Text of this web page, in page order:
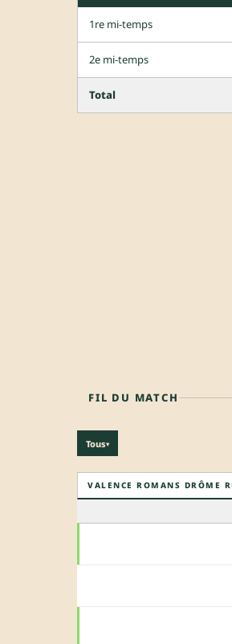
1re mi-temps
2e mi-temps
Total
FIL DU MATCH
Tous▾
VALENCE ROMANS DRÔME